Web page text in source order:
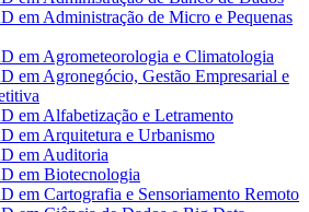
em Administração de Micro e Pequenas
em Agrometeorologia e Climatologia
em Agronegócio, Gestão Empresarial e
em Alfabetização e Letramento
em Arquitetura e Urbanismo
em Auditoria
em Biotecnologia
em Cartografia e Sensoriamento Remoto